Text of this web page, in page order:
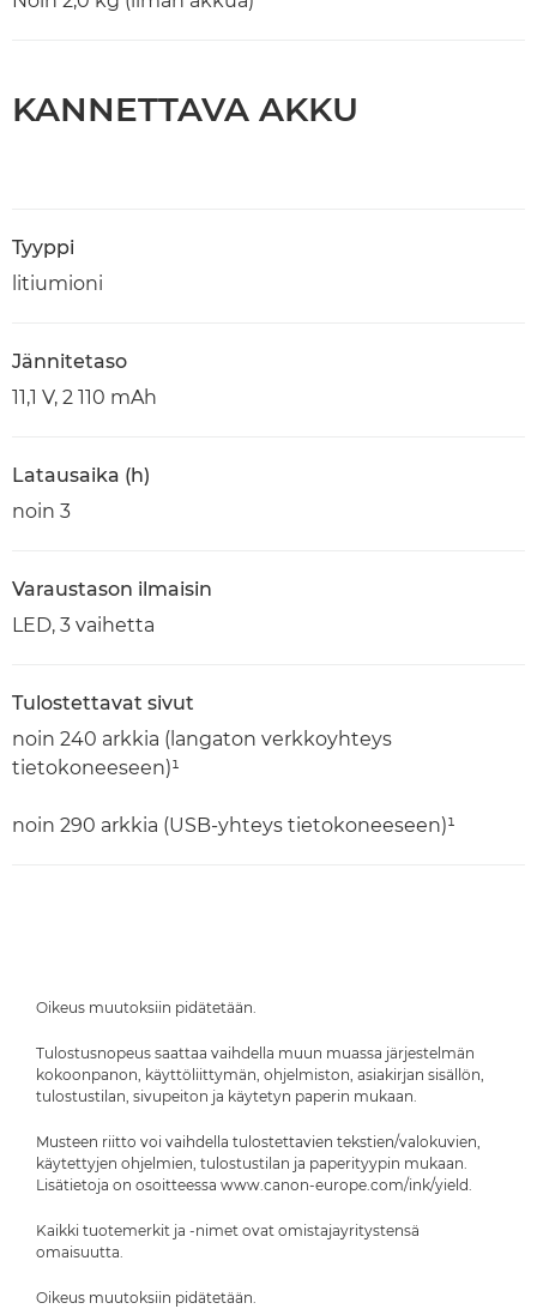
KANNETTAVA AKKU
Tyyppi
litiumioni
Jännitetaso
11,1 V, 2 110 mAh
Latausaika (h)
noin 3
Varaustason ilmaisin
LED, 3 vaihetta
Tulostettavat sivut
noin 240 arkkia (langaton verkkoyhteys
tietokoneeseen)¹
noin 290 arkkia (USB-yhteys tietokoneeseen)¹
Oikeus muutoksiin pidätetään.
Tulostusnopeus saattaa vaihdella muun muassa järjestelmän
kokoonpanon, käyttöliittymän, ohjelmiston, asiakirjan sisällön,
tulostustilan, sivupeiton ja käytetyn paperin mukaan.
Musteen riitto voi vaihdella tulostettavien tekstien/valokuvien,
käytettyjen ohjelmien, tulostustilan ja paperityypin mukaan.
Lisätietoja on osoitteessa www.canon-europe.com/ink/yield.
Kaikki tuotemerkit ja -nimet ovat omistajayritystensä
omaisuutta.
Oikeus muutoksiin pidätetään.